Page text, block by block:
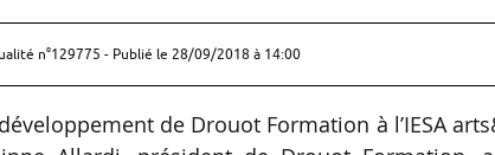
n°129775 - Publié le 28/09/2018 à 14:00
de Drouot Formation à l’IESA